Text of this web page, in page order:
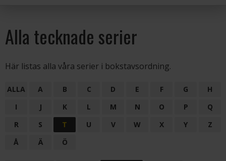
Alla tecknade serier
Här listas alla våra serier i bokstavsordning.
ALLA A B C D E F G
H
I
J K L M N O P
Q
R
S T U V W X Y
Z
Å
Ä Ö